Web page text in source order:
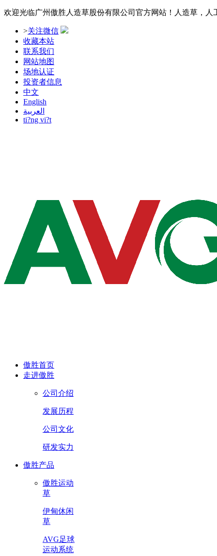
欢迎光临广州傲胜人造草股份有限公司官方网站！人造草，
>关注微信
收藏本站
联系我们
网站地图
场地认证
投资者信息
中文
English
العربية
ti?ng vi?t
傲胜首页
走进傲胜
公司介绍
发展历程
公司文化
研发实力
傲胜产品
傲胜运动
草
伊甸休闲
草
AVG足球
运动系统